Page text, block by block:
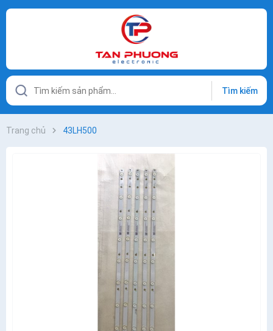
Tìm kiếm
Trang chủ 43LH500